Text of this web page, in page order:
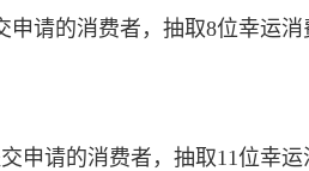
申请的消费者，抽取8位幸运消
申请的消费者，抽取11位幸运